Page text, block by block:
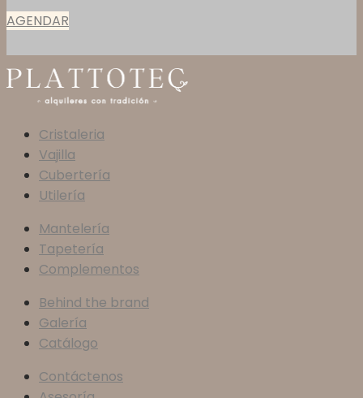
AGENDAR
Cristaleria
Vajilla
Cubertería
Utilería
Mantelería
Tapetería
Complementos
Behind the brand
Galería
Catálogo
Contáctenos